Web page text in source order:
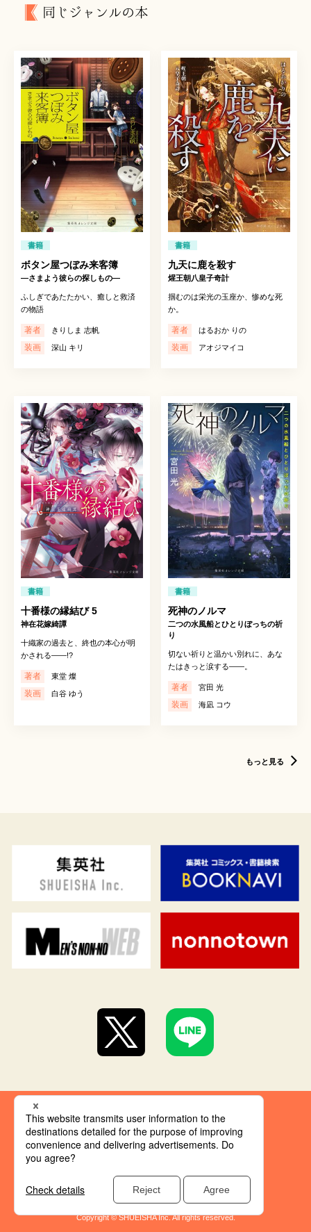
同じジャンルの本
書籍
ボタン屋つぼみ来客簿
―さまよう彼らの探しもの―
ふしぎであたたかい、癒しと救済
の物語
著者 きりしま 志帆
装画 深山 キリ
書籍
九天に鹿を殺す
煋王朝八皇子奇計
掴むのは栄光の玉座か、惨めな死
か。
著者 はるおか りの
装画 アオジマイコ
書籍
十番様の縁結び 5
神在花嫁綺譚
十織家の過去と、終也の本心が明
かされる――!?
著者 東堂 燦
装画 白谷 ゆう
書籍
死神のノルマ
二つの水風船とひとりぼっちの祈
り
切ない祈りと温かい別れに、あな
たはきっと涙する――。
著者 宮田 光
装画 海凪 コウ
もっと見る
集英社 オレンジ文庫とは
創刊にあたって
推奨環境
集英社の個人情報取り扱い
Copyright © SHUEISHA Inc. All rights reserved.